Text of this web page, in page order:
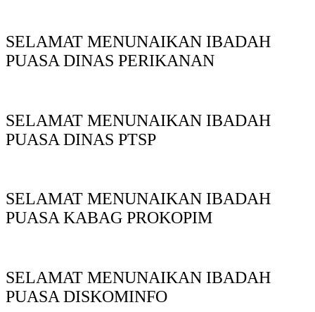
SELAMAT MENUNAIKAN IBADAH
PUASA DINAS PERIKANAN
SELAMAT MENUNAIKAN IBADAH
PUASA DINAS PTSP
SELAMAT MENUNAIKAN IBADAH
PUASA KABAG PROKOPIM
SELAMAT MENUNAIKAN IBADAH
PUASA DISKOMINFO